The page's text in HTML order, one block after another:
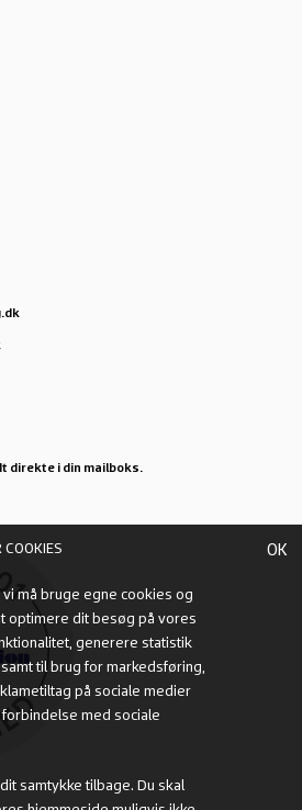
direkte i din mailboks.
COOKIES
må bruge egne cookies og
optimere dit besøg på vores
generere statistik
til brug for markedsføring,
på sociale medier
med sociale
samtykke tilbage. Du skal
OK